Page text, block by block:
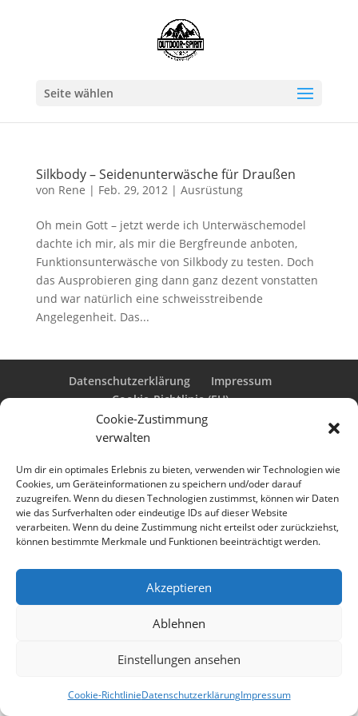
Cookie-Zustimmung
verwalten
Um dir ein optimales Erlebnis zu bieten, verwenden wir Technologien wie
Cookies, um Geräteinformationen zu speichern und/oder darauf
zuzugreifen. Wenn du diesen Technologien zustimmst, können wir Daten
wie das Surfverhalten oder eindeutige IDs auf dieser Website
verarbeiten. Wenn du deine Zustimmung nicht erteilst oder zurückziehst,
können bestimmte Merkmale und Funktionen beeinträchtigt werden.
Akzeptieren
Ablehnen
Einstellungen ansehen
Cookie-RichtlinieDatenschutzerklärungImpressum
Seite wählen
Silkbody – Seidenunterwäsche für Draußen
von Rene | Feb. 29, 2012| Ausrüstung
Oh mein Gott – jetzt werde ich Unterwäschemodel
dachte ich mir, als mir die Bergfreunde anboten,
Funktionsunterwäsche von Silkbody zu testen. Doch
das Ausprobieren ging dann ganz dezent vonstatten
und war natürlich eine schweisstreibende
Angelegenheit. Das...
Datenschutzerklärung
Impressum
Cookie-Richtlinie (EU)
Designed byElegant Themes| Powered by
WordPress